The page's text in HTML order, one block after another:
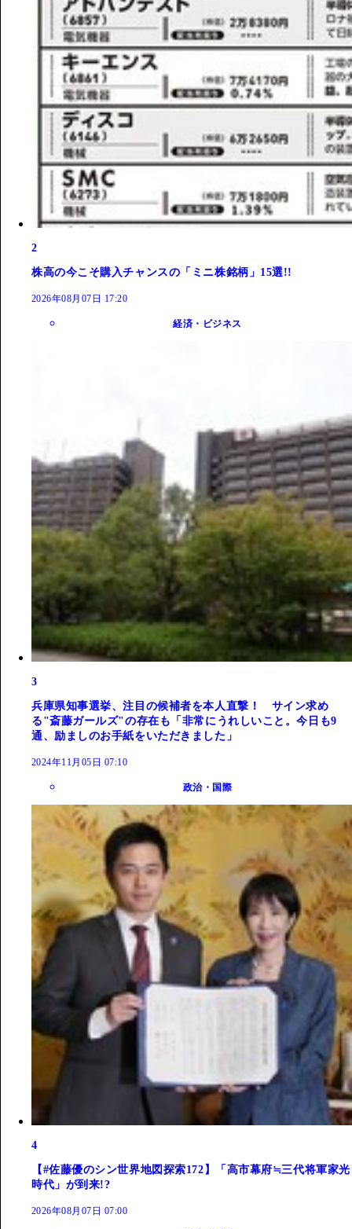
2
株高の今こそ購入チャンスの「ミニ株銘柄」15選!!
2026年08月07日 17:20
経済・ビジネス
3
兵庫県知事選挙、注目の候補者を本人直撃！ サイン求め
る"斎藤ガールズ"の存在も「非常にうれしいこと。今日も9
通、励ましのお手紙をいただきました」
2024年11月05日 07:10
政治・国際
4
【#佐藤優のシン世界地図探索172】「高市幕府≒三代将軍家光
時代」が到来!?
2026年08月07日 07:00